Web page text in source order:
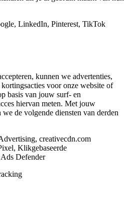
LinkedIn, Pinterest, TikTok
kunnen we advertenties,
voor onze website of
basis van jouw surf- en
hiervan meten. Met jouw
de volgende diensten van derden
creativecdn.com
Klikgebaseerde
Defender